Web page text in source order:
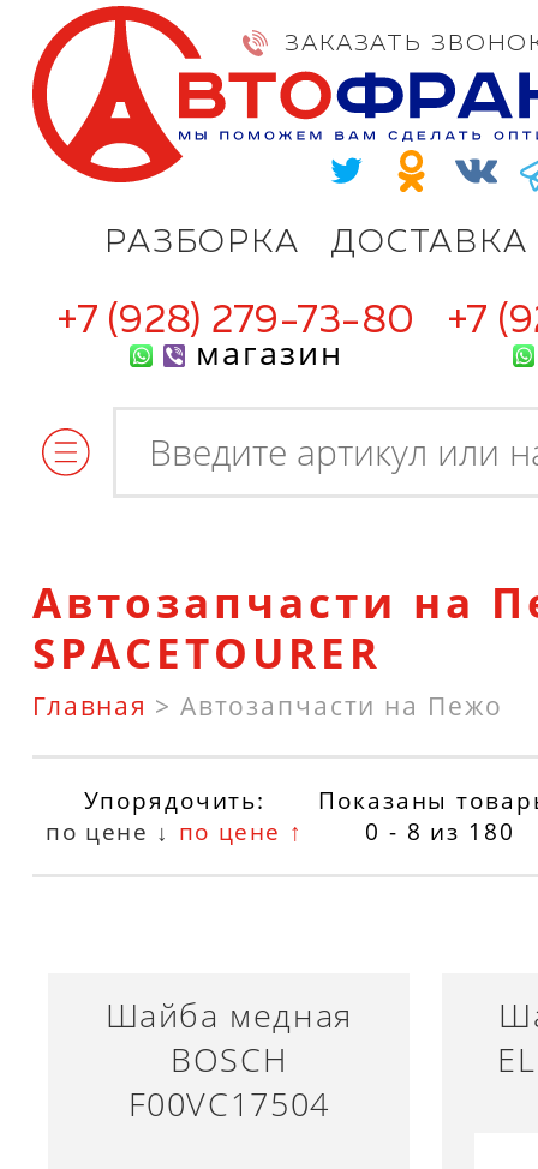
РАЗБОРКА ДОСТАВКА
ЗАКАЗАТЬ
+7 (928) 279-73-80
магазин
+7
Автозапчасти на
SPACETOURER
Главная > Автозапчасти на Пежо
Упорядочить:
по цене ↓ по цене ↑
Показаны
0 - 8 из 180
Шайба медная
BOSCH
F00VC17504